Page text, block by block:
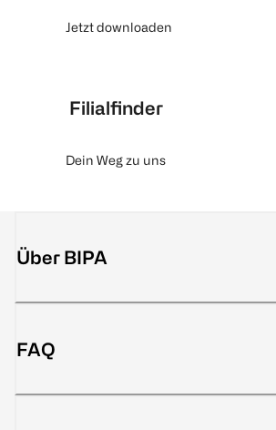
Jetzt downloaden
Filialfinder
Dein Weg zu uns
Über BIPA
FAQ